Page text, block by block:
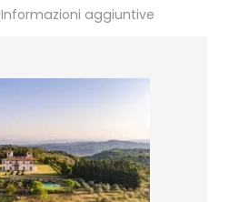
Informazioni aggiuntive